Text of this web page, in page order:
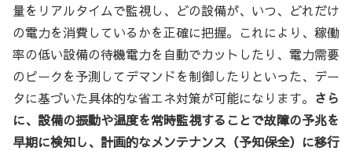
量をリアルタイムで監視し、どの設備が、いつ、どれだけ
の電力を消費しているかを正確に把握。これにより、稼働
率の低い設備の待機電力を自動でカットしたり、電力需要
のピークを予測してデマンドを制御したりといった、デー
タに基づいた具体的な省エネ対策が可能になります。 さら
に、設備の振動や温度を常時監視することで故障の予兆を
早期に検知し、計画的なメンテナンス（予知保全）に移行